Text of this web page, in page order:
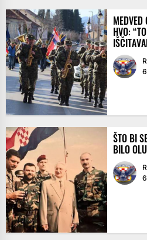
HVO:
ŠTO BI
BILO